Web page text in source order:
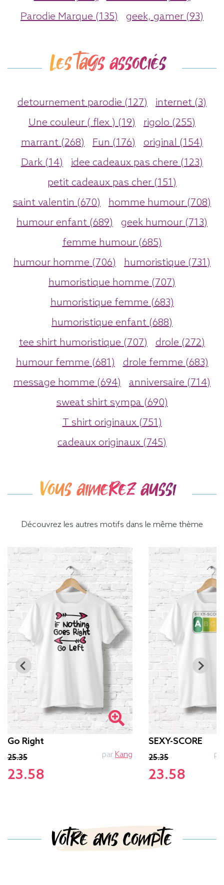
Parodie Marque (135)
geek, gamer (93)
Les tags associés
detournement parodie (127)
internet (3)
Une couleur ( flex ) (19)
rigolo (255)
marrant (268)
Fun (176)
original (154)
Dark (14)
idee cadeaux pas chere (123)
petit cadeaux pas cher (151)
saint valentin (670)
homme humour (708)
humour enfant (689)
geek humour (713)
femme humour (685)
humour homme (706)
humoristique (731)
humoristique homme (707)
humoristique femme (683)
humoristique enfant (688)
tee shirt humoristique (707)
drole (272)
humour femme (681)
drole femme (683)
message homme (694)
anniversaire (714)
sweat shirt sympa (690)
T shirt originaux (751)
cadeaux originaux (745)
Vous aimerez aussi
Découvrez les autres motifs dans le même thème
Go Right
25.35
23.58
par Kang
SEXY-SCORE
25.35
23.58
Votre avis compte